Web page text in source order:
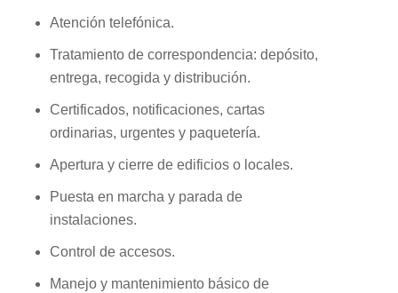
Atención telefónica.
Tratamiento de correspondencia: depósito,
entrega, recogida y distribución.
Certificados, notificaciones, cartas
ordinarias, urgentes y paquetería.
Apertura y cierre de edificios o locales.
Puesta en marcha y parada de
instalaciones.
Control de accesos.
Manejo y mantenimiento básico de